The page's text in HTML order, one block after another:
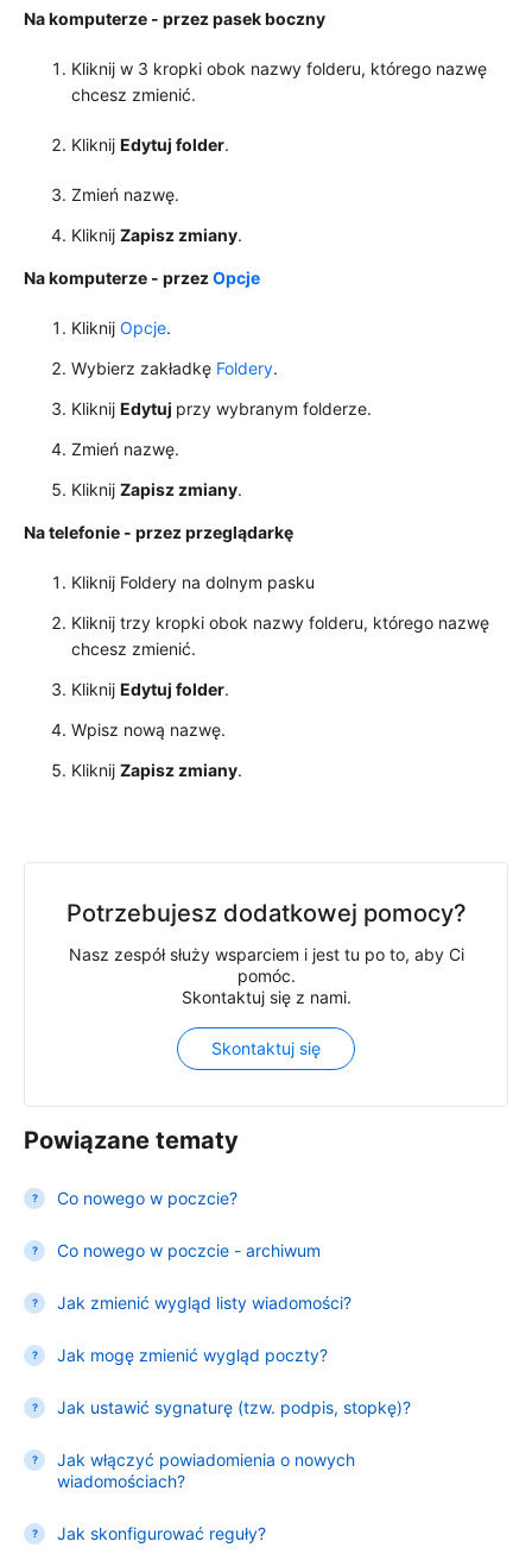
Powiązane tematy
Co nowego w poczcie?
Co nowego w poczcie - archiwum
Jak zmienić wygląd listy wiadomości?
Jak mogę zmienić wygląd poczty?
Jak ustawić sygnaturę (tzw. podpis, stopkę)?
Jak włączyć powiadomienia o nowych
wiadomościach?
Jak skonfigurować reguły?
Na komputerze - przez pasek boczny
Kliknij w 3 kropki obok nazwy folderu, którego nazwę
chcesz zmienić.
Kliknij Edytuj folder.
Zmień nazwę.
Kliknij Zapisz zmiany.
Na komputerze - przezOpcje
Kliknij Opcje.
Wybierz zakładkę Foldery.
Kliknij Edytuj przy wybranym folderze.
Zmień nazwę.
Kliknij Zapisz zmiany.
Na telefonie - przez przeglądarkę
Kliknij Foldery na dolnym pasku
Kliknij trzy kropki obok nazwy folderu, którego nazwę
chcesz zmienić.
Kliknij Edytuj folder.
Wpisz nową nazwę.
Kliknij Zapisz zmiany.
Potrzebujesz dodatkowej pomocy?
Nasz zespół służy wsparciem i jest tu po to, aby Ci
pomóc.
Skontaktuj się z nami.
Skontaktuj się